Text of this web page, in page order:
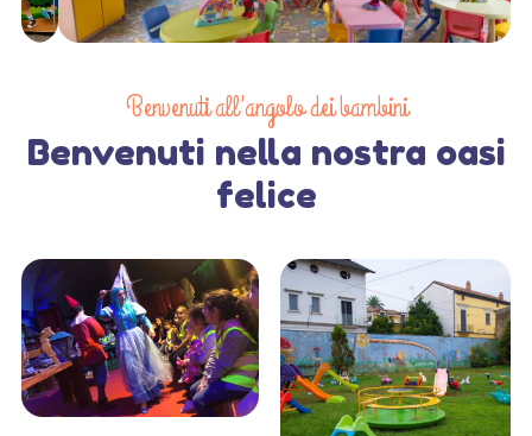
Benvenuti all'angolo dei bambini
Benvenuti nella nostra oasi
felice